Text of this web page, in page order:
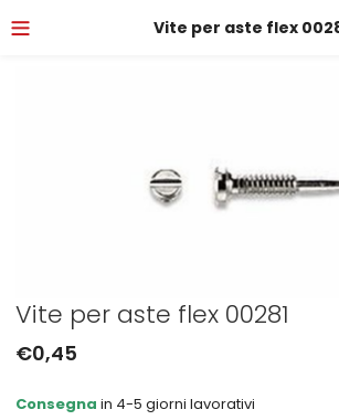
Vite per aste flex
Vite per aste flex 00281
€0,45
Consegna in 4-5 giorni lavorativi